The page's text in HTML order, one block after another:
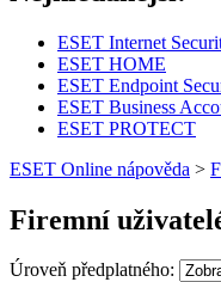
ESET Internet
ESET HOME
ESET Endpoint
ESET Business
ESET PROTECT
ESET Online nápověda >
Firemní
Úroveň předplatného: